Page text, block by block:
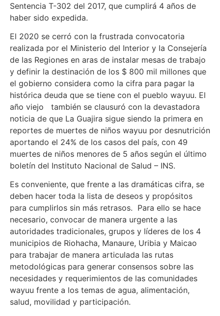
Sentencia T-302 del 2017, que cumplirá 4 años de
haber sido expedida.
El 2020 se cerró con la frustrada convocatoria
realizada por el Ministerio del Interior y la Consejería
de las Regiones en aras de instalar mesas de trabajo
y definir la destinación de los $ 800 mil millones que
el gobierno considera como la cifra para pagar la
histórica deuda que se tiene con el pueblo wayuu. El
año viejo también se clausuró con la devastadora
noticia de que La Guajira sigue siendo la primera en
reportes de muertes de niños wayuu por desnutrición
aportando el 24% de los casos del país, con 49
muertes de niños menores de 5 años según el último
boletín del Instituto Nacional de Salud – INS.
Es conveniente, que frente a las dramáticas cifra, se
deben hacer toda la lista de deseos y propósitos
para cumplirlos sin más retrasos. Para ello se hace
necesario, convocar de manera urgente a las
autoridades tradicionales, grupos y líderes de los 4
municipios de Riohacha, Manaure, Uribia y Maicao
para trabajar de manera articulada las rutas
metodológicas para generar consensos sobre las
necesidades y requerimientos de las comunidades
wayuu frente a los temas de agua, alimentación,
salud, movilidad y participación.